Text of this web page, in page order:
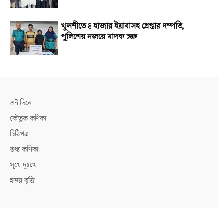
খুলশীতে ৪ হাজার ইয়াবাসহ গ্রেপ্তার দম্পতি,
পুলিশের নজরে মাদক চক্র
এই দিনে
কৌতুক কণিকা
চিঠিপত্র
তথ্য কণিকা
সুখে দুঃখে
হৃদয় বৃত্তি